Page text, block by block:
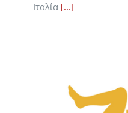
Ιταλία [...]